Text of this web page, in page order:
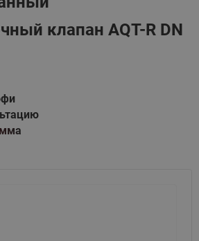
клапан AQT-R DN